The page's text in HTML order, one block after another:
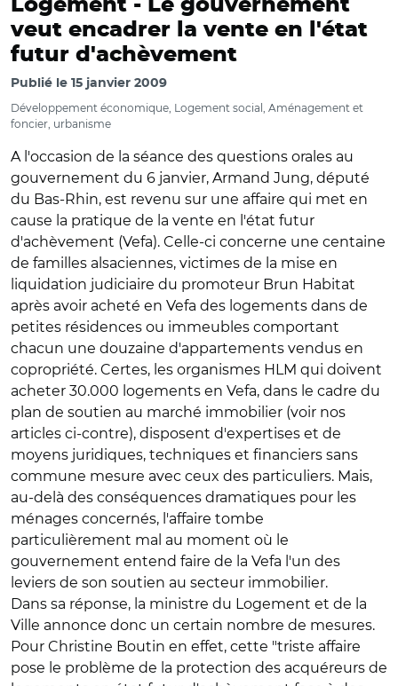
Logement - Le gouvernement
veut encadrer la vente en l'état
futur d'achèvement
Publié le 15 janvier 2009
Développement économique, Logement social, Aménagement et
foncier, urbanisme
A l'occasion de la séance des questions orales au
gouvernement du 6 janvier, Armand Jung, député
du Bas-Rhin, est revenu sur une affaire qui met en
cause la pratique de la vente en l'état futur
d'achèvement (Vefa). Celle-ci concerne une centaine
de familles alsaciennes, victimes de la mise en
liquidation judiciaire du promoteur Brun Habitat
après avoir acheté en Vefa des logements dans de
petites résidences ou immeubles comportant
chacun une douzaine d'appartements vendus en
copropriété. Certes, les organismes HLM qui doivent
acheter 30.000 logements en Vefa, dans le cadre du
plan de soutien au marché immobilier (voir nos
articles ci-contre), disposent d'expertises et de
moyens juridiques, techniques et financiers sans
commune mesure avec ceux des particuliers. Mais,
au-delà des conséquences dramatiques pour les
ménages concernés, l'affaire tombe
particulièrement mal au moment où le
gouvernement entend faire de la Vefa l'un des
leviers de son soutien au secteur immobilier.
Dans sa réponse, la ministre du Logement et de la
Ville annonce donc un certain nombre de mesures.
Pour Christine Boutin en effet, cette "triste affaire
pose le problème de la protection des acquéreurs de